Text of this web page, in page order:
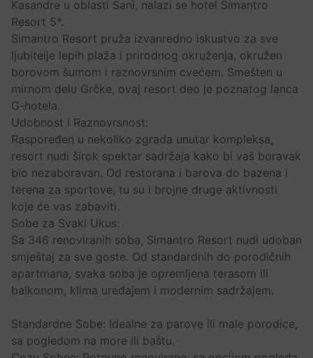
Kasandre u oblasti Sani, nalazi se hotel Simantro
Resort 5*.
Simantro Resort pruža izvanredno iskustvo za sve
ljubitelje lepih plaža i prirodnog okruženja, okružen
borovom šumom i raznovrsnim cvećem. Smešten u
mirnom delu Grčke, ovaj resort deo je poznatog lanca
G-hotela.
Udobnost i Raznovrsnost:
Raspoređen u nekoliko zgrada unutar kompleksa,
resort nudi širok spektar sadržaja kako bi vaš boravak
bio nezaboravan. Od restorana i barova do bazena i
terena za sportove, tu su i brojne druge aktivnosti
koje će vas zabaviti.
Sobe za Svaki Ukus:
Sa 346 renoviranih soba, Simantro Resort nudi udoban
smještaj za sve goste. Od standardnih do porodičnih
apartmana, svaka soba je opremljena terasom ili
balkonom, klima uređajem i modernim sadržajem.
Standardne Sobe: Idealne za parove ili male porodice,
sa pogledom na more ili baštu.